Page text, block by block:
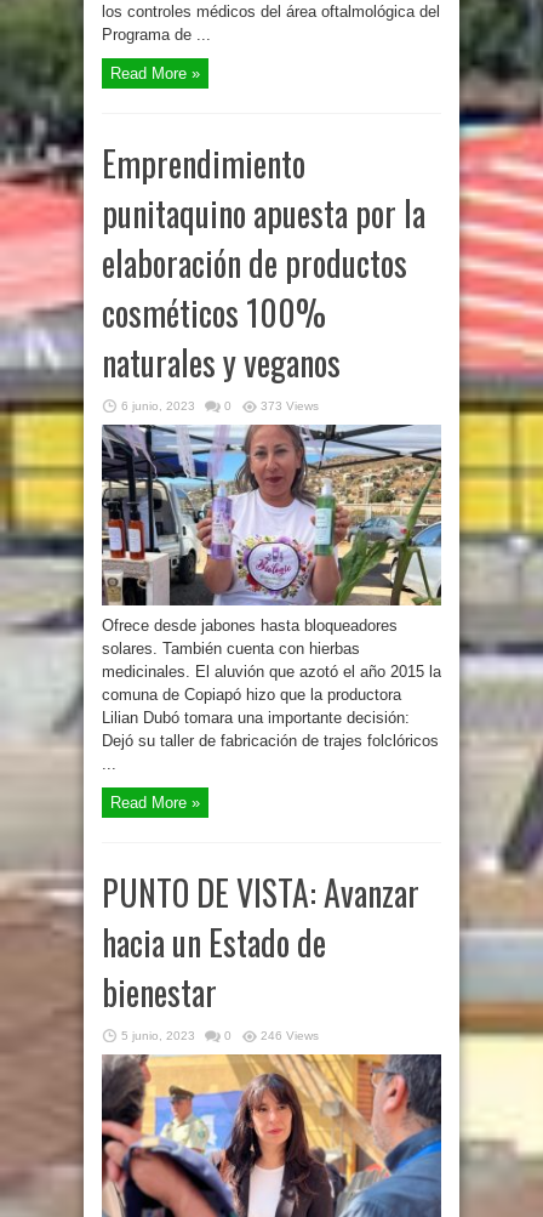
los controles médicos del área oftalmológica del
Programa de ...
Read More »
Emprendimiento
punitaquino apuesta por la
elaboración de productos
cosméticos 100%
naturales y veganos
6 junio, 2023 0 373 Views
Ofrece desde jabones hasta bloqueadores
solares. También cuenta con hierbas
medicinales. El aluvión que azotó el año 2015 la
comuna de Copiapó hizo que la productora
Lilian Dubó tomara una importante decisión:
Dejó su taller de fabricación de trajes folclóricos
Read More »
PUNTO DE VISTA: Avanzar
hacia un Estado de
bienestar
5 junio, 2023 0 246 Views